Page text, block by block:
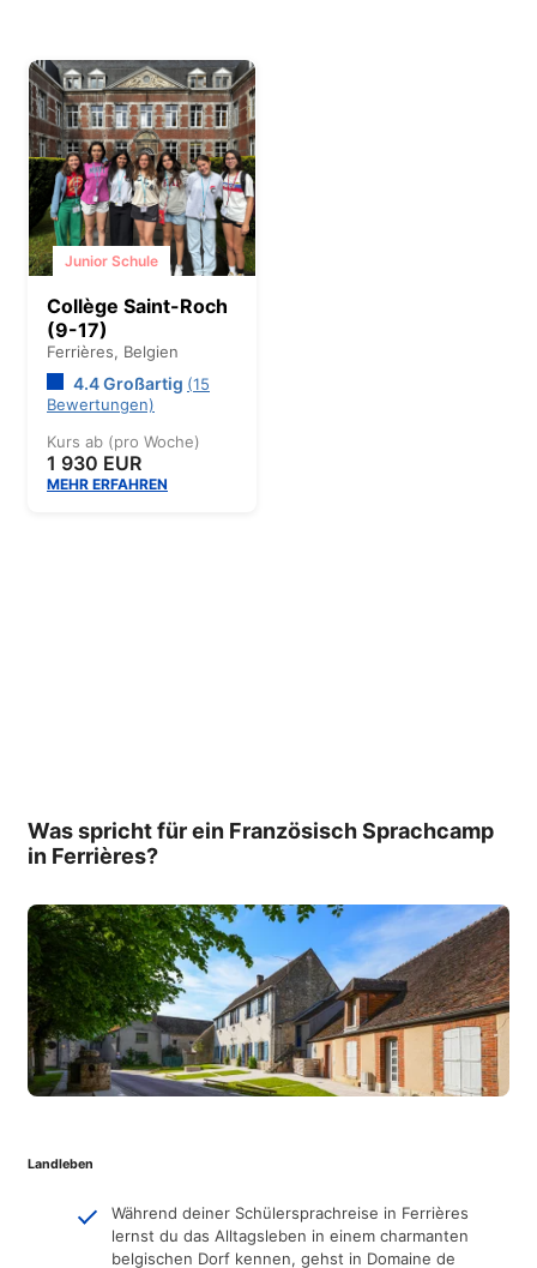
Junior Schule
Collège Saint-Roch
(9-17)
Ferrières, Belgien
4.4 Großartig (15
Bewertungen)
Kurs ab (pro Woche)
1 930 EUR
MEHR ERFAHREN
Was spricht für ein Französisch Sprachcamp
in Ferrières?
Landleben
Während deiner Schülersprachreise in Ferrières
lernst du das Alltagsleben in einem charmanten
belgischen Dorf kennen, gehst in Domaine de